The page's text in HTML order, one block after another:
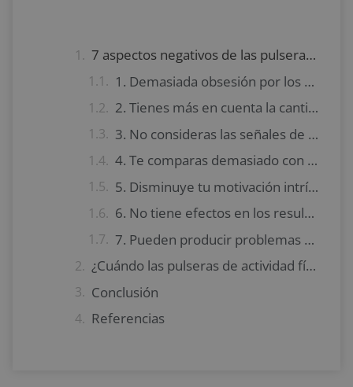
7 aspectos negativos de las pulseras de actividad
1. Demasiada obsesión por los datos
2. Tienes más en cuenta la cantidad que la calidad
3. No consideras las señales de tu cuerpo
4. Te comparas demasiado con otros
5. Disminuye tu motivación intrínseca por el ejercicio
6. No tiene efectos en los resultados
7. Pueden producir problemas de salud mental
¿Cuándo las pulseras de actividad física suponen un problema?
Conclusión
Referencias